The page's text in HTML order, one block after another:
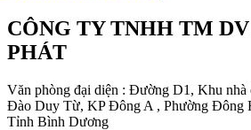
CÔNG TY TNHH TM
PHÁT
Văn phòng đại diện : Đường D1, Khu nhà
Đào Duy Từ, KP Đông A , Phường Đông
Tỉnh Bình Dương